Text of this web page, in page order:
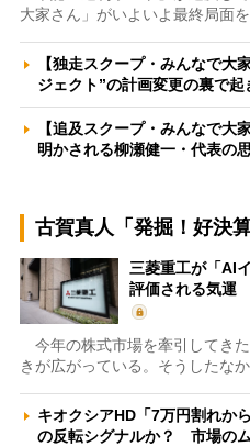
大家さん」がいよいよ最終局面
【独走スクープ・みんなで大
ジェクト”の計画変更の裏で
【追及スクープ・みんなで大
明かされる柳瀬健一・代表の
古賀真人「発掘！好決算
三菱重工が「AI
評価される気運
今年の株式市場を牽引してき
きが広がっている。そうしたな
キオクシアHD「7万円割れか
の反転シグナルか？ 市場の